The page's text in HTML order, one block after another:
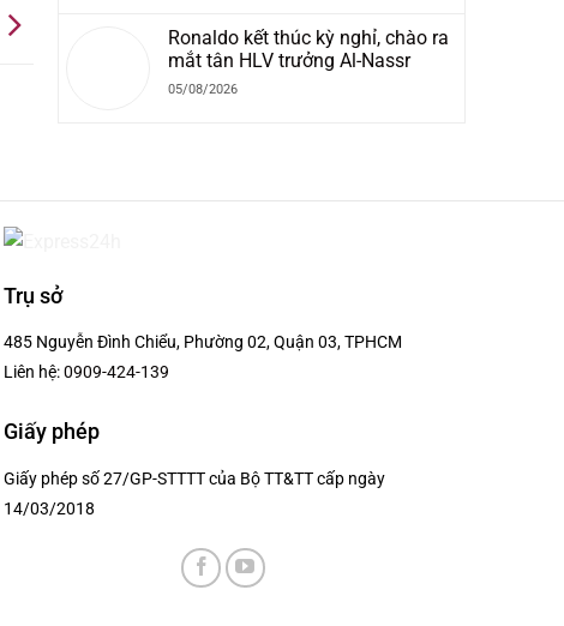
Ronaldo kết thúc kỳ nghỉ, chào ra
mắt tân HLV trưởng Al-Nassr
05/08/2026
Trụ sở
485 Nguyễn Đình Chiểu, Phường 02, Quận 03, TPHCM
Liên hệ:0909-424-139
Giấy phép
Giấy phép số 27/GP-STTTT của Bộ TT&TT cấp ngày
14/03/2018